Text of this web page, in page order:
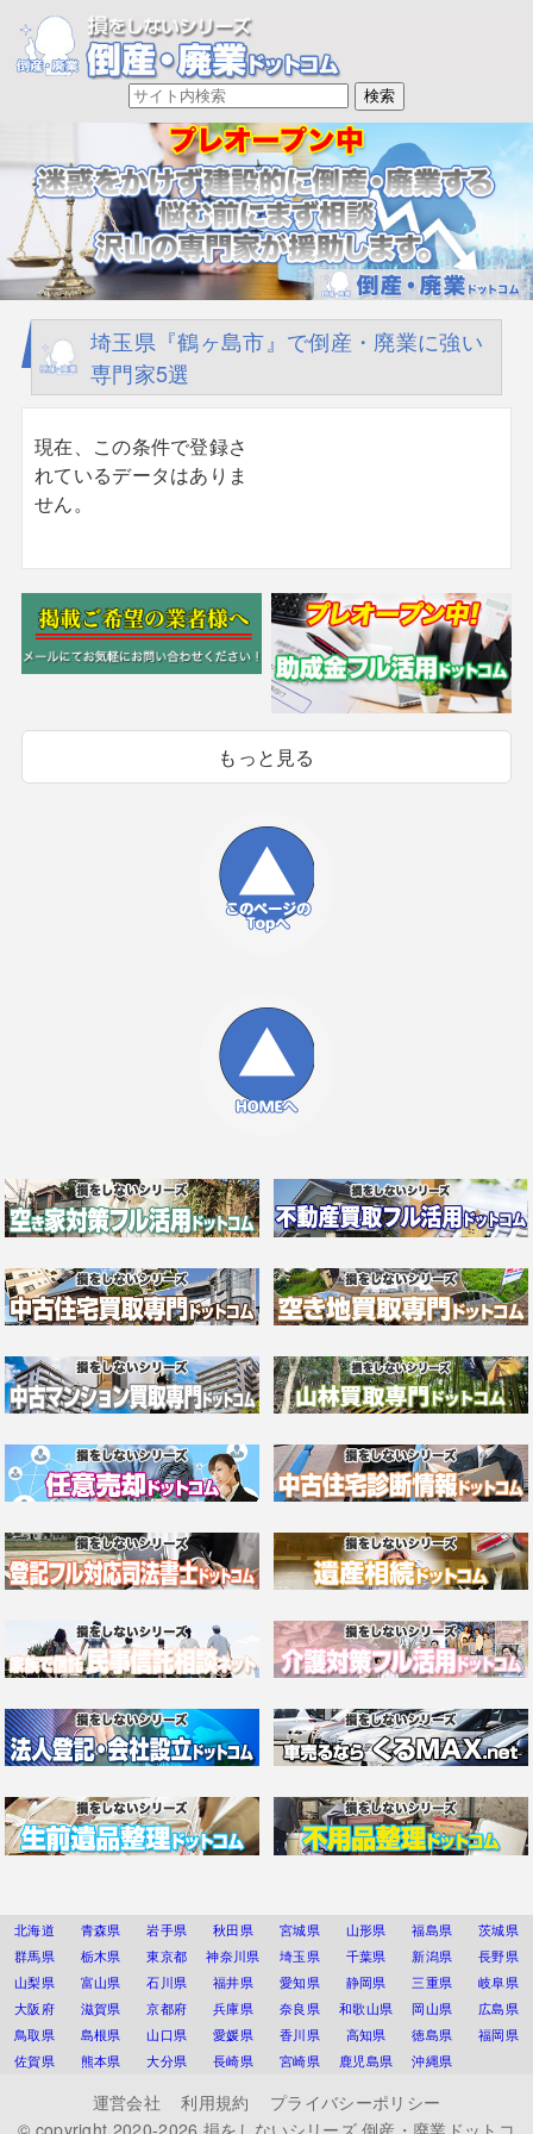
埼玉県『鶴ヶ島市』で倒産・廃業に強い
専門家5選
現在、この条件で登録さ
れているデータはありま
せん。
もっと見る
北海道 青森県 岩手県 秋田県 宮城県 山形県 福島県
茨城県
群馬県
栃木県 東京都 神奈川県 埼玉県 千葉県 新潟県
長野県
山梨県
富山県 石川県 福井県 愛知県 静岡県 三重県
岐阜県
大阪府
滋賀県 京都府 兵庫県 奈良県 和歌山県 岡山県
広島県
鳥取県
島根県 山口県 愛媛県 香川県 高知県 徳島県
福岡県
佐賀県
熊本県 大分県 長崎県 宮崎県 鹿児島県 沖縄県
運営会社 利用規約
プライバシーポリシー
© copyright 2020-2026 損をしないシリーズ 倒産・廃業ドットコ